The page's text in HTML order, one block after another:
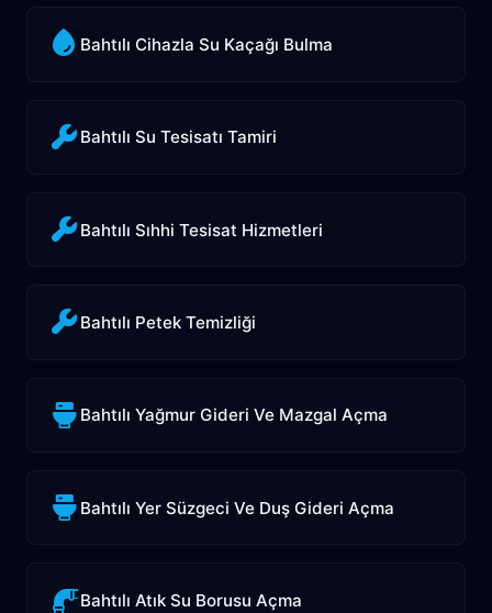
Bahtılı Cihazla Su Kaçağı Bulma
Bahtılı Su Tesisatı Tamiri
Bahtılı Sıhhi Tesisat Hizmetleri
Bahtılı Petek Temizliği
Bahtılı Yağmur Gideri Ve Mazgal Açma
Bahtılı Yer Süzgeci Ve Duş Gideri Açma
Bahtılı Atık Su Borusu Açma